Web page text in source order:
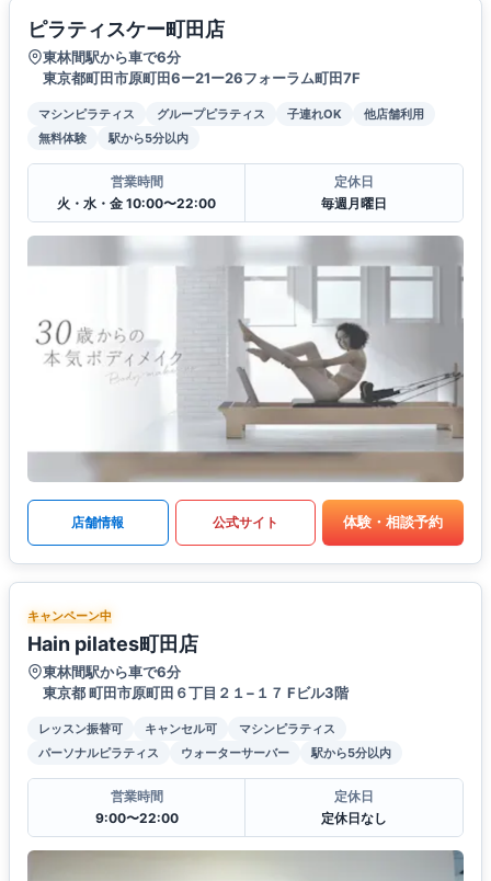
ピラティスケー町田店
東林間駅から車で6分
東京都町田市原町田6ー21ー26フォーラム町田7F
マシンピラティス グループピラティス 子連れOK
他店舗利用
無料体験
駅から5分以内
営業時間
火・水・金 10:00〜22:00
定休日
毎週月曜日
店舗情報 公式サイト 体験・相談予約
キャンペーン中
Hain pilates町田店
東林間駅から車で6分
東京都 町田市原町田６丁目２１−１７ Fビル3階
レッスン振替可 キャンセル可
マシンピラティス
パーソナルピラティス
ウォーターサーバー 駅から5分以内
営業時間
9:00〜22:00
定休日
定休日なし